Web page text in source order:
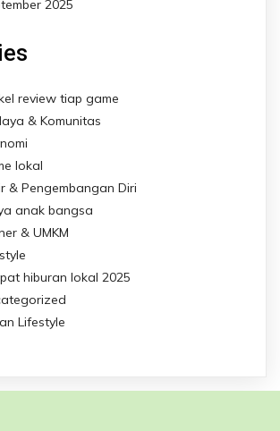
2025
review tiap game
& Komunitas
lokal
& Pengembangan Diri
anak bangsa
& UMKM
hiburan lokal 2025
Lifestyle